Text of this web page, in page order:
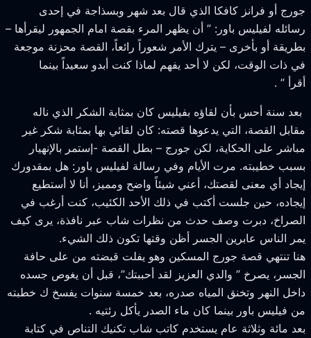
أو فرانز كافكا الذي قال بعد شهر وبسذاجة في إحدى
لفيليس باور: ” أن يظهر المرء بقصة امام الجمهور ليقرأها –
أو بأخرى – يترك الأمر شعوراً رائعاً، القصة محزنة موجعة
ذات الوقت، لكن لا أحد يفهم لماذا كنت أبدو سعيداً بينما
” .
سنة أحس بأن لقاؤه بفيليس كان بمثابة الشكر الذي ناله
القصة، التي يدعوها قصته: كان لقائي بها بمثابة شكر غير
على الحكاية، لكن جورج – بطل القصة -إستمر بالإنهيار
خطيبته. مرت الأيام وفي رسالة لفيليس باور: هل بمقدورك
أي معنى لقصتك، أعني شيئاً واضح ومميز، أنا لا أستطيع
حين جلست أكتب في ذلك الأحد الكئيب، كنت أرغب في
دبرت وصف حدث من نظرات شاب عبر نافذة، يرى كيف
الناس عابرين الجسر أظن وقتها تكون ذلك الشيء.
تنتهي قصة جورج المسكين وهو يفلت قبضته من على حافة
يصرخ ” والدي العزيز لقد أحببتك”، قبل أن يغوص جسده
النهر وتخنق المياه صدره، بعد خمسة سنوات يفسخ ك خطبته
فيليس باور بينما كان ماء الصدر يأكل رئتيه .
مائة وثلاثة عام يستخدم كاتب شاب تكنيك التناص في كتابة